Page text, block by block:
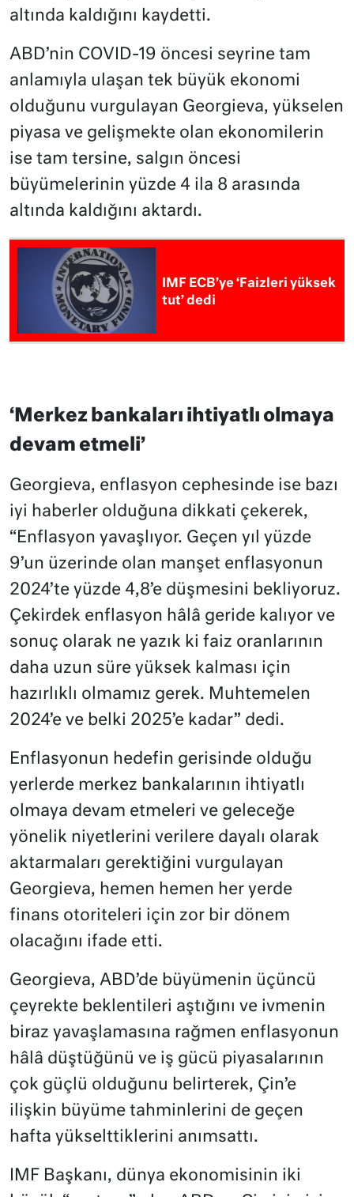
altında kaldığını kaydetti.
ABD’nin COVID-19 öncesi seyrine tam
anlamıyla ulaşan tek büyük ekonomi
olduğunu vurgulayan Georgieva, yükselen
piyasa ve gelişmekte olan ekonomilerin
ise tam tersine, salgın öncesi
büyümelerinin yüzde 4 ila 8 arasında
altında kaldığını aktardı.
IMF ECB’ye ‘Faizleri yüksek
tut’ dedi
‘Merkez bankaları ihtiyatlı olmaya
devam etmeli’
Georgieva, enflasyon cephesinde ise bazı
iyi haberler olduğuna dikkati çekerek,
“Enflasyon yavaşlıyor. Geçen yıl yüzde
9’un üzerinde olan manşet enflasyonun
2024’te yüzde 4,8’e düşmesini bekliyoruz.
Çekirdek enflasyon hâlâ geride kalıyor ve
sonuç olarak ne yazık ki faiz oranlarının
daha uzun süre yüksek kalması için
hazırlıklı olmamız gerek. Muhtemelen
2024’e ve belki 2025’e kadar” dedi.
Enflasyonun hedefin gerisinde olduğu
yerlerde merkez bankalarının ihtiyatlı
olmaya devam etmeleri ve geleceğe
yönelik niyetlerini verilere dayalı olarak
aktarmaları gerektiğini vurgulayan
Georgieva, hemen hemen her yerde
finans otoriteleri için zor bir dönem
olacağını ifade etti.
Georgieva, ABD’de büyümenin üçüncü
çeyrekte beklentileri aştığını ve ivmenin
biraz yavaşlamasına rağmen enflasyonun
hâlâ düştüğünü ve iş gücü piyasalarının
çok güçlü olduğunu belirterek, Çin’e
ilişkin büyüme tahminlerini de geçen
hafta yükselttiklerini anımsattı.
IMF Başkanı, dünya ekonomisinin iki